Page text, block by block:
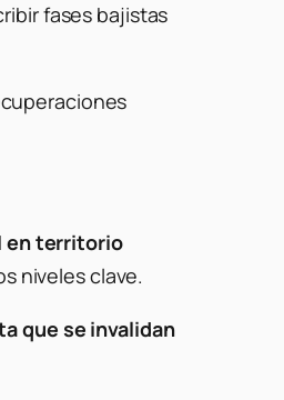
fases bajistas
en territorio
niveles clave.
que se invalidan